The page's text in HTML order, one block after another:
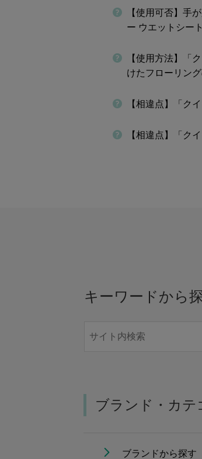
【使用可否】手
ー ウエットシー
【使用方法】「
けたフローリン
【相違点】「ク
【相違点】「ク
キーワードから
ブランド・カテ
ブランドから探す